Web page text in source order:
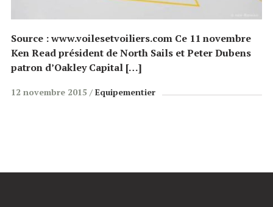
Source : www.voilesetvoiliers.com Ce 11 novembre
Ken Read président de North Sails et Peter Dubens
patron d’Oakley Capital […]
12 novembre 2015 Equipementier